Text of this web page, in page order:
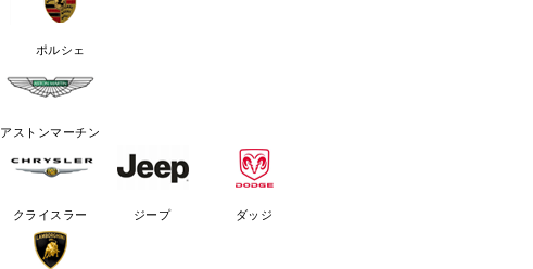
ポルシェ
アストンマーチン
クライスラー ジープ ダッジ